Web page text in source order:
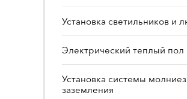
Установка светильников и
Электрический теплый пол
Установка системы
заземления